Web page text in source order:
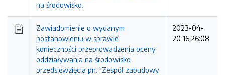
na środowisko.
Zawiadomienie o wydanym
postanowieniu w sprawie
konieczności przeprowadzenia oceny
oddziaływania na środowisko
przedsięwzięcia pn. "Zespół zabudowy
2023-04-
20 16:26:08